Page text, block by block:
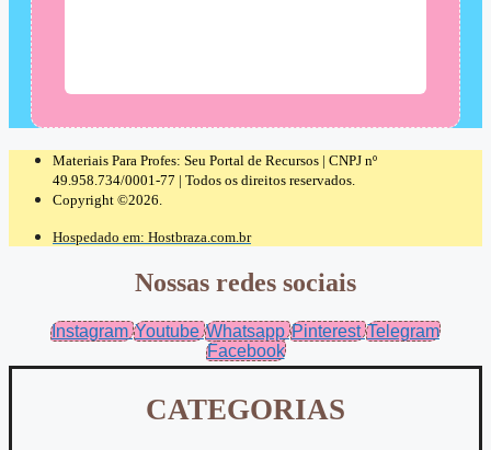
Materiais Para Profes: Seu Portal de Recursos | CNPJ nº
49.958.734/0001-77 | Todos os direitos reservados.
Copyright ©2026.
Hospedado em: Hostbraza.com.br
Nossas redes sociais
Instagram Youtube Whatsapp Pinterest Telegram
Facebook
CATEGORIAS